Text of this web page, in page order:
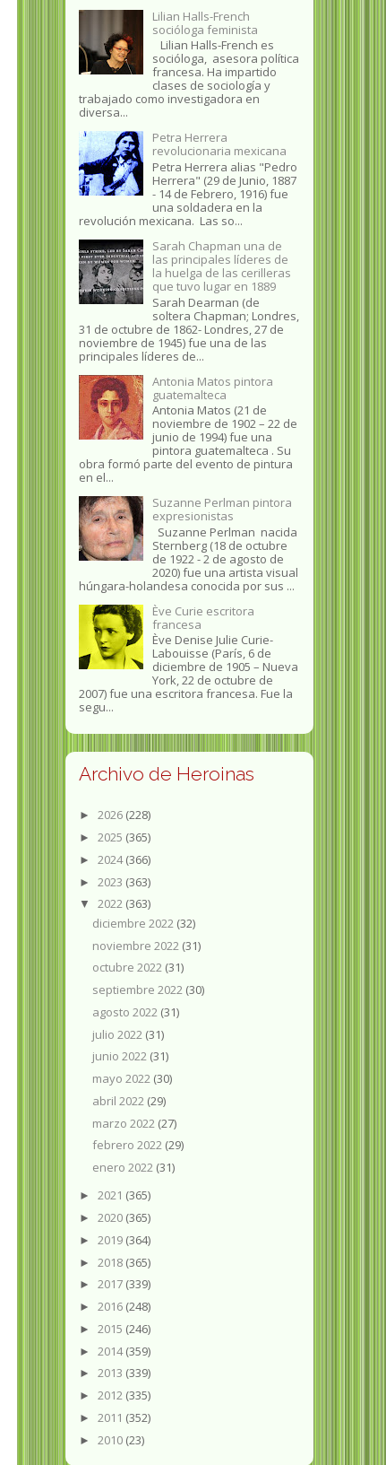
Lilian Halls-French
socióloga feminista
Lilian Halls-French es
socióloga, asesora política
francesa. Ha impartido
clases de sociología y
trabajado como investigadora en
diversa...
Petra Herrera
revolucionaria mexicana
Petra Herrera alias "Pedro
Herrera" (29 de Junio, 1887
- 14 de Febrero, 1916) fue
una soldadera en la
revolución mexicana. Las so...
Sarah Chapman una de
las principales líderes de
la huelga de las cerilleras
que tuvo lugar en 1889
Sarah Dearman (de
soltera Chapman; Londres,
31 de octubre de 1862​- Londres, 27 de
noviembre de 1945)​ fue una de las
principales líderes de...
Antonia Matos pintora
guatemalteca
Antonia Matos (21 de
noviembre de 1902 – 22 de
junio de 1994) fue una
pintora guatemalteca . Su
obra formó parte del evento de pintura
en el...
Suzanne Perlman pintora
expresionistas
Suzanne Perlman nacida
Sternberg (18 de octubre
de 1922 - 2 de agosto de
2020) fue una artista visual
húngara-holandesa conocida por sus ...
Ève Curie escritora
francesa
Ève Denise Julie Curie-
Labouisse (París, 6 de
diciembre de 1905 – Nueva
York, 22 de octubre de
2007) fue una escritora francesa. Fue la
segu...
Archivo de Heroinas
► 2026 (228)
► 2025 (365)
► 2024(366)
► 2023 (363)
▼ 2022 (363)
diciembre 2022 (32)
noviembre 2022 (31)
octubre 2022 (31)
septiembre 2022 (30)
agosto 2022 (31)
julio 2022 (31)
junio 2022 (31)
mayo 2022 (30)
abril 2022 (29)
marzo 2022 (27)
febrero 2022 (29)
enero 2022 (31)
► 2021 (365)
► 2020 (365)
► 2019 (364)
► 2018 (365)
► 2017 (339)
► 2016 (248)
► 2015 (246)
► 2014(359)
► 2013 (339)
► 2012 (335)
► 2011 (352)
► 2010 (23)